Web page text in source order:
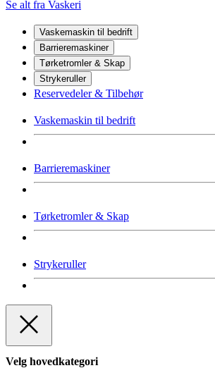
Se alt fra Vaskeri
Vaskemaskin til bedrift
Barrieremaskiner
Tørketromler & Skap
Strykeruller
Reservedeler & Tilbehør
Vaskemaskin til bedrift
Barrieremaskiner
Tørketromler & Skap
Strykeruller
Velg hovedkategori